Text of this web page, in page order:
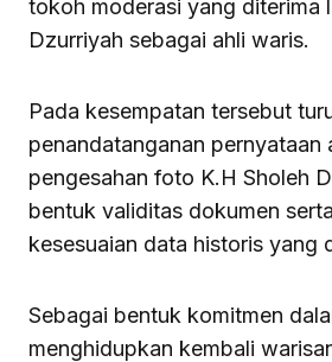
tokoh moderasi yang diterima
Dzurriyah sebagai ahli waris.
Pada kesempatan tersebut
penandatanganan pernyataan
pengesahan foto K.H Sholeh
bentuk validitas dokumen
kesesuaian data historis yang
Sebagai bentuk komitmen
menghidupkan kembali